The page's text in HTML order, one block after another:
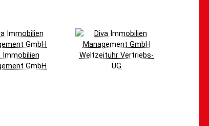
Immobilien
GmbH
Weltzeituhr Vertriebs-
UG